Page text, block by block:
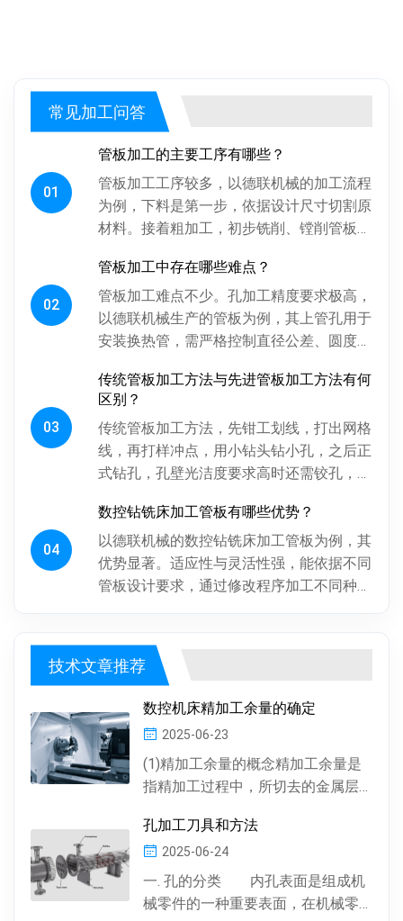
常见加工问答
01
管板加工的主要工序有哪些？
管板加工工序较多，以德联机械的加工流程
为例，下料是第一步，依据设计尺寸切割原
材料。接着粗加工，初步铣削、镗削管板各
关键，通过射线、超声波探伤检...
02
管板加工中存在哪些难点？
管板加工难点不少。孔加工精度要求极高，
以德联机械生产的管板为例，其上管孔用于
安装换热管，需严格控制直径公差、圆度、
影响换热管安装与设备性能。板...
03
传统管板加工方法与先进管板加工方法有何
区别？
传统管板加工方法，先钳工划线，打出网格
线，再打样冲点，用小钻头钻小孔，之后正
式钻孔，孔壁光洁度要求高时还需铰孔，最
摇臂定位，劳动强度大、效率低...
04
数控钻铣床加工管板有哪些优势？
以德联机械的数控钻铣床加工管板为例，其
优势显著。适应性与灵活性强，能依据不同
管板设计要求，通过修改程序加工不同种
技术文章推荐
数控机床精加工余量的确定
2025-06-23
(1)精加工余量的概念精加工余量是
指精加工过程中，所切去的金属层
工余量由精加工一次...
孔加工刀具和方法
2025-06-24
一. 孔的分类 内孔表面是组成机
械零件的一种重要表面，在机械零